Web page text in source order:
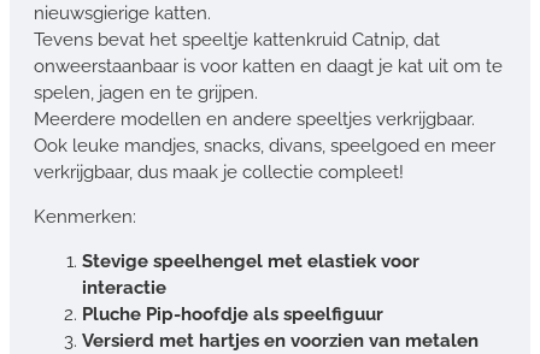
nieuwsgierige katten.
Tevens bevat het speeltje kattenkruid Catnip, dat
onweerstaanbaar is voor katten en daagt je kat uit om te
spelen, jagen en te grijpen.
Meerdere modellen en andere speeltjes verkrijgbaar.
Ook leuke mandjes, snacks, divans, speelgoed en meer
verkrijgbaar, dus maak je collectie compleet!
Kenmerken:
Stevige speelhengel met elastiek voor
interactie
Pluche Pip-hoofdje als speelfiguur
Versierd met hartjes en voorzien van metalen